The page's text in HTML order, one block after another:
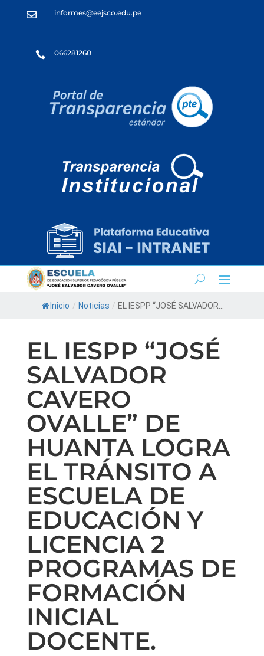
 informes@eejsco.edu.pe
 066281260
Inicio / Noticias / EL IESPP “JOSÉ SALVADOR...
EL IESPP “JOSÉ
SALVADOR
CAVERO
OVALLE” DE
HUANTA LOGRA
EL TRÁNSITO A
ESCUELA DE
EDUCACIÓN Y
LICENCIA 2
PROGRAMAS DE
FORMACIÓN
INICIAL
DOCENTE.